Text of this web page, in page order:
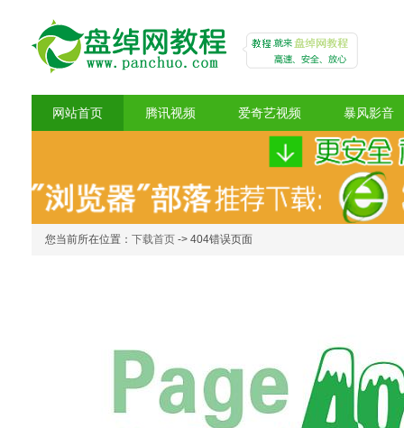
网站首页 腾讯视频 爱奇艺视频 暴风影音
您当前所在位置： 下载首页 -> 404错误页面